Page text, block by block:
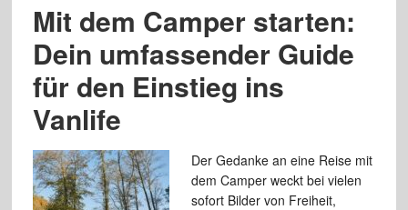
Mit dem Camper starten:
Dein umfassender Guide
für den Einstieg ins
Vanlife
Der Gedanke an eine Reise mit
dem Camper weckt bei vielen
sofort Bilder von Freiheit,